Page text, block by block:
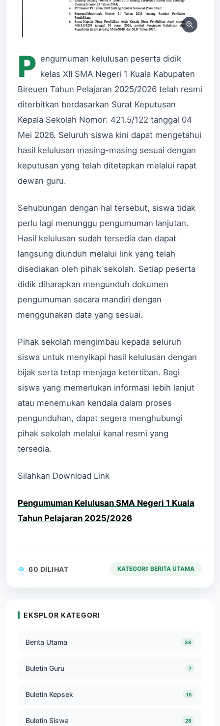
P engumuman kelulusan peserta didik
kelas XII SMA Negeri 1 Kuala Kabupaten
Bireuen Tahun Pelajaran 2025/2026 telah resmi
diterbitkan berdasarkan Surat Keputusan
Kepala Sekolah Nomor: 421.5/122 tanggal 04
Mei 2026. Seluruh siswa kini dapat mengetahui
hasil kelulusan masing-masing sesuai dengan
keputusan yang telah ditetapkan melalui rapat
dewan guru.
Sehubungan dengan hal tersebut, siswa tidak
perlu lagi menunggu pengumuman lanjutan.
Hasil kelulusan sudah tersedia dan dapat
langsung diunduh melalui link yang telah
disediakan oleh pihak sekolah. Setiap peserta
didik diharapkan mengunduh dokumen
pengumuman secara mandiri dengan
menggunakan data yang sesuai.
Pihak sekolah mengimbau kepada seluruh
siswa untuk menyikapi hasil kelulusan dengan
bijak serta tetap menjaga ketertiban. Bagi
siswa yang memerlukan informasi lebih lanjut
atau menemukan kendala dalam proses
pengunduhan, dapat segera menghubungi
pihak sekolah melalui kanal resmi yang
tersedia.
Silahkan Download Link
Pengumuman Kelulusan SMA Negeri 1 Kuala
Tahun Pelajaran 2025/2026
60 DILIHAT KATEGORI: BERITA UTAMA
EKSPLOR KATEGORI
Berita Utama 38
Buletin Guru 7
Buletin Kepsek 15
Buletin Siswa 28